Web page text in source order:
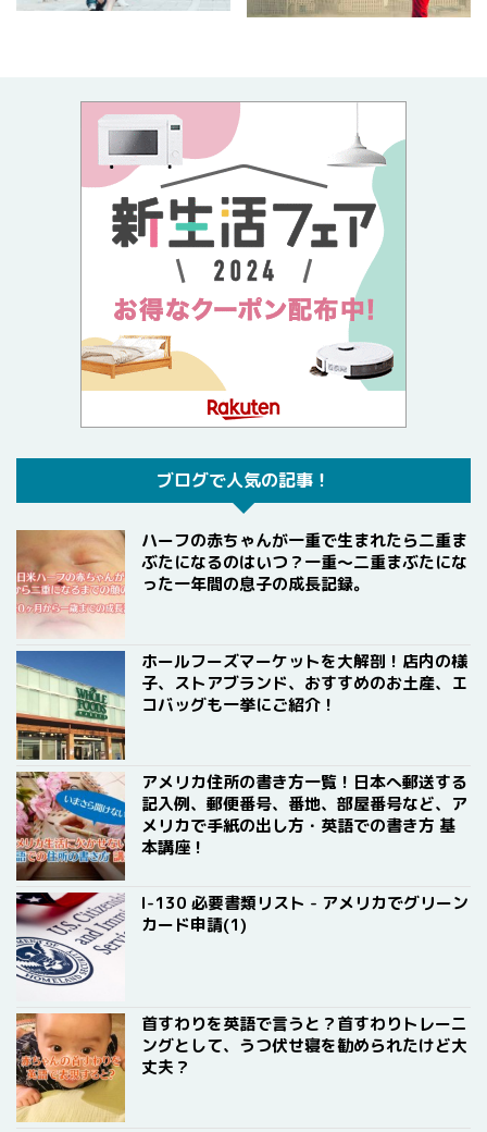
ブログで人気の記事！
ハーフの赤ちゃんが一重で生まれたら二重ま
ぶたになるのはいつ？一重〜二重まぶたにな
った一年間の息子の成長記録。
ホールフーズマーケットを大解剖！店内の様
子、ストアブランド、おすすめのお土産、エ
コバッグも一挙にご紹介！
アメリカ住所の書き方一覧！日本へ郵送する
記入例、郵便番号、番地、部屋番号など、ア
メリカで手紙の出し方・英語での書き方 基
本講座！
I-130 必要書類リスト - アメリカでグリーン
カード申請(1)
首すわりを英語で言うと？首すわりトレーニ
ングとして、うつ伏せ寝を勧められたけど大
丈夫？